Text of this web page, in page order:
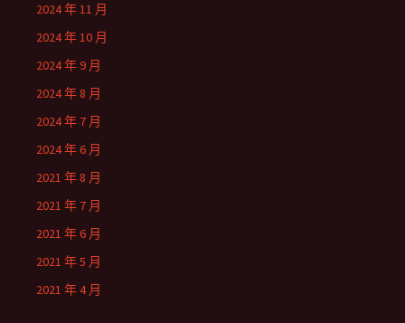
2024 年 11 月
2024 年 10 月
2024 年 9 月
2024 年 8 月
2024 年 7 月
2024 年 6 月
2021 年 8 月
2021 年 7 月
2021 年 6 月
2021 年 5 月
2021 年 4 月